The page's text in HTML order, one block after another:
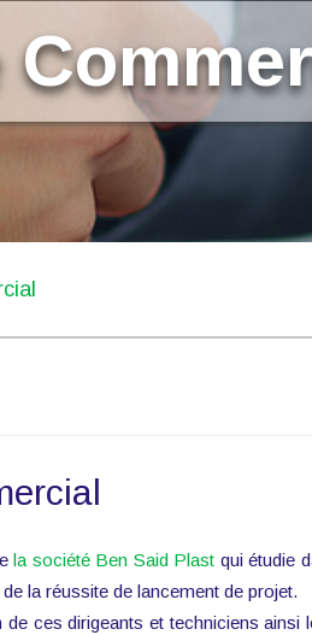
la société Ben Said Plast qui étudie
la réussite de lancement de projet.
de ces dirigeants et techniciens